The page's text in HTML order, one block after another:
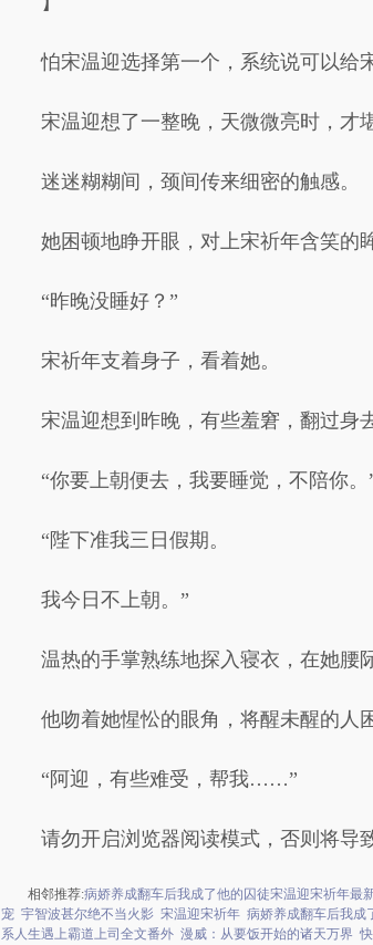
怕宋温迎选择第一个，系统说可以给
宋温迎想了一整晚，天微微亮时，才
迷迷糊糊间，颈间传来细密的触感。
她困顿地睁开眼，对上宋祈年含笑的
“昨晚没睡好？”
宋祈年支着身子，看着她。
宋温迎想到昨晚，有些羞窘，翻过身
“你要上朝便去，我要睡觉，不陪你。
“陛下准我三日假期。
我今日不上朝。”
温热的手掌熟练地探入寝衣，在她腰
他吻着她惺忪的眼角，将醒未醒的人
“阿迎，有些难受，帮我……”
请勿开启浏览器阅读模式，否则将导
相邻推荐:病娇养成翻车后我成了他的囚徒宋温迎宋祈年最
宠 宇智波甚尔绝不当火影 宋温迎宋祈年 病娇养成翻车后我成
系人生遇上霸道上司全文番外 漫威：从要饭开始的诸天万界